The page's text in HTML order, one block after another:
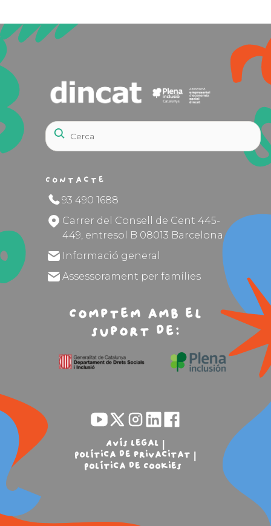
Contacte
93 490 1688
Carrer del Consell de Cent 445-
449, entresol B 08013 Barcelona
Informació general
Assessorament per famílies
Comptem amb el
suport de:
Avís legal
Política de privacitat
Política de Cookies